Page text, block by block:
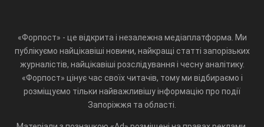
«Форпост» - це відкрита і незалежна медіаплатформа. Ми
публікуємо найцікавіші новини, найкращі статті запорізьких
журналістів, найцікавіші розслідування і чесну аналітику.
«Форпост» цінує час своїх читачів, тому ми відбираємо і
розміщуємо тільки найважливішу інформацію про події
Запоріжжя та області.